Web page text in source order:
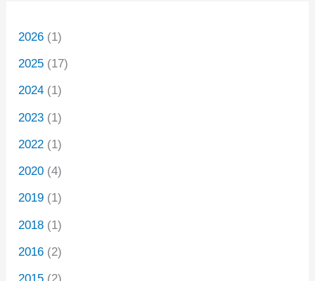
2026 (1)
2025 (17)
2024 (1)
2023 (1)
2022 (1)
2020 (4)
2019 (1)
2018 (1)
2016 (2)